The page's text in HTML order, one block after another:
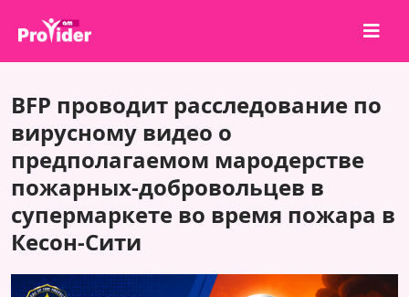
Войти
Регистрация
Услуги
API
Условия
BFP проводит расследование по
вирусному видео о
предполагаемом мародерстве
пожарных-добровольцев в
супермаркете во время пожара в
Кесон-Сити